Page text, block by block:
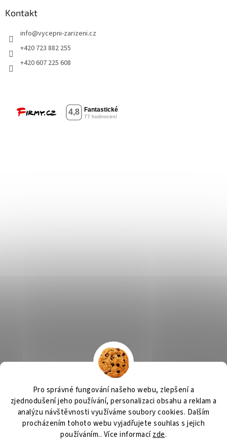
Pro správné fungování našeho webu, zlepšení a
zjednodušení jeho používání, personalizaci obsahu a reklam a
analýzu návštěvnosti využíváme soubory cookies. Dalším
procházením tohoto webu vyjadřujete souhlas s jejich
používáním.. Více informacízde.
Kontakt
info@vycepni-zarizeni.cz
+420 723 882 255
+420 607 225 608
Výčepní zařízení, chlazení na pivo, chlazení piva OSMO CZ
Barvy Příbram Obchodní podmínky GDPR